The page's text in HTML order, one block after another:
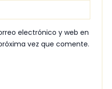
electrónico y web en
vez que comente.